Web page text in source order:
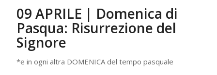
09 APRILE | Domenica di
Pasqua: Risurrezione del
Signore
*e in ogni altra DOMENICA del tempo pasquale